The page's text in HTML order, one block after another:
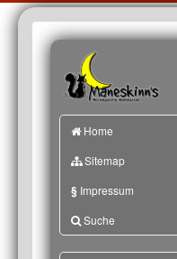
Home
Sitemap
§ Impressum
Suche